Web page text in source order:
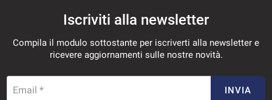
VEDI
599€/mese
Iscriviti alla newsletter
Compila il modulo sottostante per iscriverti alla newsletter e
ricevere aggiornamenti sulle nostre novità.
Email * INVIA